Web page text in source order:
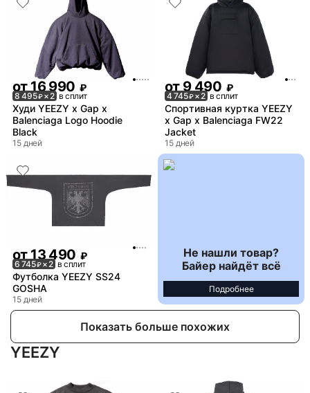
от16 990 ₽
8 495₽× 2 в сплит
Худи YEEZY x Gap x
Balenciaga Logo Hoodie
Black
15 дней
от9 490 ₽
4 745₽× 2 в сплит
Спортивная куртка YEEZY
x Gap x Balenciaga FW22
Jacket
15 дней
от 13 490 ₽
6 745₽× 2 в сплит
Футболка YEEZY SS24
GOSHA
15 дней
Не нашли товар?
Байер найдёт всё
Подробнее
Показать больше похожих
YEEZY